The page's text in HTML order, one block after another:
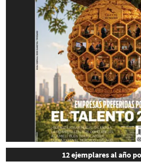
12 ejemplares al año